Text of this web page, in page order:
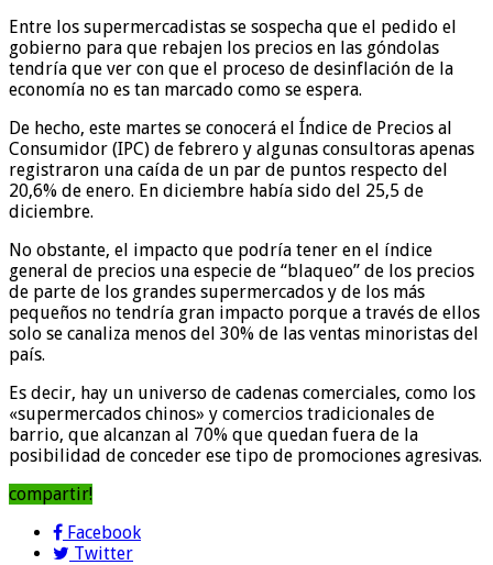
Entre los supermercadistas se sospecha que el pedido el
gobierno para que rebajen los precios en las góndolas
tendría que ver con que el proceso de desinflación de la
economía no es tan marcado como se espera.
De hecho, este martes se conocerá el Índice de Precios al
Consumidor (IPC) de febrero y algunas consultoras apenas
registraron una caída de un par de puntos respecto del
20,6% de enero. En diciembre había sido del 25,5 de
diciembre.
No obstante, el impacto que podría tener en el índice
general de precios una especie de “blaqueo” de los precios
de parte de los grandes supermercados y de los más
pequeños no tendría gran impacto porque a través de ellos
solo se canaliza menos del 30% de las ventas minoristas del
país.
Es decir, hay un universo de cadenas comerciales, como los
«supermercados chinos» y comercios tradicionales de
barrio, que alcanzan al 70% que quedan fuera de la
posibilidad de conceder ese tipo de promociones agresivas.
compartir!
Facebook
Twitter